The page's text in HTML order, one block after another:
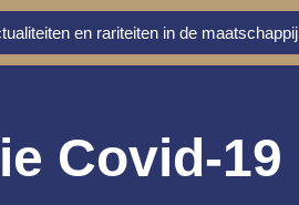
en rariteiten in de maatschappij
Covid-19